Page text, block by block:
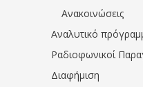
Ανακοινώσεις
Αναλυτικό
Ραδιοφωνικοί
Διαφήμιση